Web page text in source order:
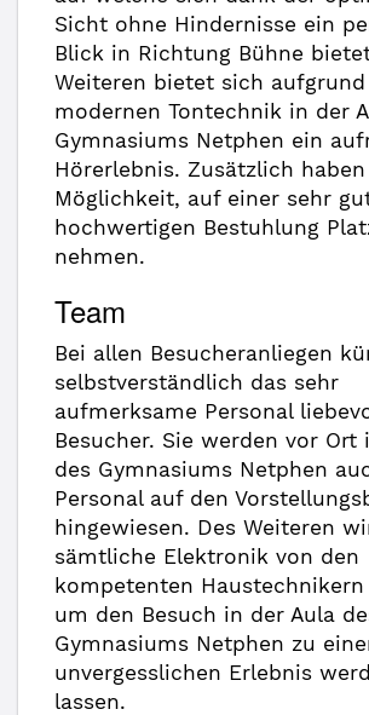
Sicht ohne Hindernisse ein
Blick in Richtung Bühne
Weiteren bietet sich
modernen Tontechnik in der
Gymnasiums Netphen ein
Hörerlebnis. Zusätzlich
Möglichkeit, auf einer sehr
hochwertigen Bestuhlung
nehmen.
Team
Bei allen Besucheranliegen
selbstverständlich das sehr
aufmerksame Personal
Besucher. Sie werden vor Ort
des Gymnasiums Netphen
Personal auf den
hingewiesen. Des Weiteren
sämtliche Elektronik von den
kompetenten
um den Besuch in der Aula
Gymnasiums Netphen zu
unvergesslichen Erlebnis
lassen.